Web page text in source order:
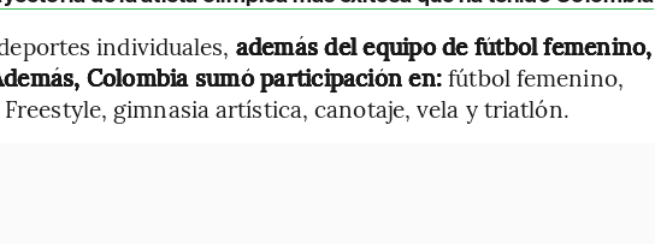
individuales, además del equipo de fútbol femenino,
Colombia sumó participación en:fútbol femenino,
gimnasia artística, canotaje, vela y triatlón.